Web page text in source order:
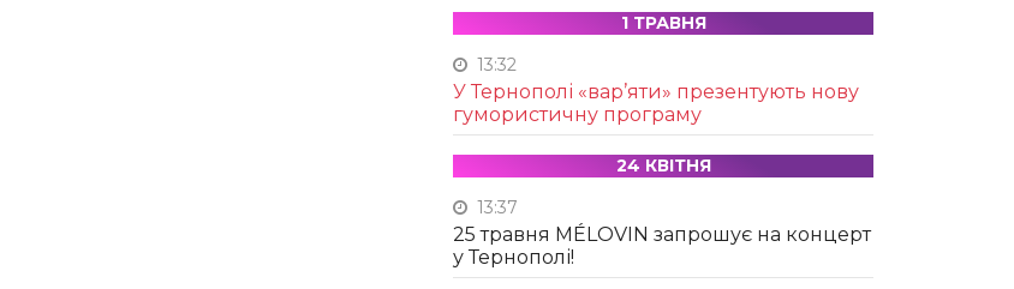
1 ТРАВНЯ
13:32
У Тернополі «вар’яти» презентують нову
гумористичну програму
24 КВІТНЯ
13:37
25 травня MÉLOVIN запрошує на концерт
у Тернополі!